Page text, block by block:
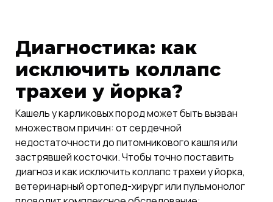
Диагностика: как
исключить коллапс
трахеи у йорка?
Кашель у карликовых пород может быть вызван
множеством причин: от сердечной
недостаточности до питомникового кашля или
застрявшей косточки. Чтобы точно поставить
диагноз и как исключить коллапс трахеи у йорка,
ветеринарный ортопед-хирург или пульмонолог